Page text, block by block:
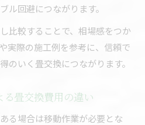
ル回避につながります。
比較することで、相場感をつか
実際の施工例を参考に、信頼で
のいく畳交換につながります。
畳交換費用の違い
る場合は移動作業が必要とな